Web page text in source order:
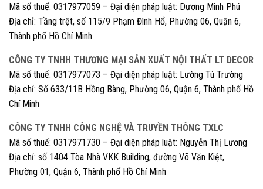
Mã số thuế: 0317977059 – Đại diện pháp luật: Dương Minh Phú
Địa chỉ: Tầng trệt, số 115/9 Phạm Đình Hổ, Phường 06, Quận 6,
Thành phố Hồ Chí Minh
CÔNG TY TNHH THƯƠNG MẠI SẢN XUẤT NỘI THẤT LT DECOR
Mã số thuế: 0317977073 – Đại diện pháp luật: Lường Tú Trường
Địa chỉ: Số 633/11B Hồng Bàng, Phường 06, Quận 6, Thành phố Hồ
Chí Minh
CÔNG TY TNHH CÔNG NGHỆ VÀ TRUYỀN THÔNG TXLC
Mã số thuế: 0317971730 – Đại diện pháp luật: Nguyễn Thị Lương
Địa chỉ: số 1404 Tòa Nhà VKK Building, đường Võ Văn Kiệt,
Phường 01, Quận 6, Thành phố Hồ Chí Minh